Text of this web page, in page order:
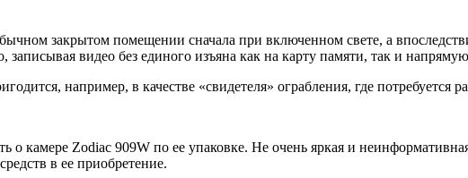
закрытом помещении сначала при включенном свете, а
записывая видео без единого изъяна как на карту памяти, так и
например, в качестве «свидетеля» ограбления, где потребуется
о камере Zodiac 909W по ее упаковке. Не очень яркая и
в ее приобретение.